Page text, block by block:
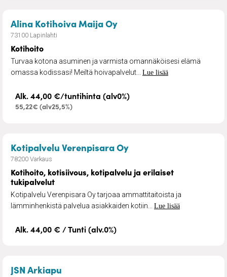
Alina Kotihoiva Maija Oy– Kotihoito
73100 Lapinlahti
Kotihoito
Turvaa kotona asuminen ja varmista omannäköisesi elämä
omassa kodissasi! Meiltä hoivapalvelut... Lue lisää
Alk. 44,00 €/tuntihinta (alv0%)
55,22€ (alv25,5%)
Kotipalvelu Verenpisara Oy– Kotihoito,
78200 Varkaus
Kotihoito, kotisiivous, kotipalvelu ja erilaiset
tukipalvelut
Kotipalvelu Verenpisara Oy tarjoaa ammattitaitoista ja
lämminhenkistä palvelua asiakkaiden kotiin... Lue lisää
Alk. 44,00 € / Tunti (alv.0%)
JSN Arkiapu